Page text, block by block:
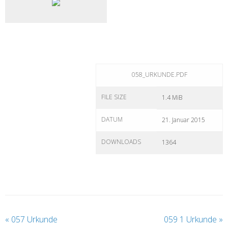
058_URKUNDE.PDF
FILE SIZE 1.4 MiB
DATUM 21. Januar 2015
DOWNLOADS 1364
« 057 Urkunde 059 1 Urkunde »